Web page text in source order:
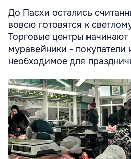
До Пасхи остались
вовсю готовятся к
Торговые центры
муравейники - покупатели
необходимое для